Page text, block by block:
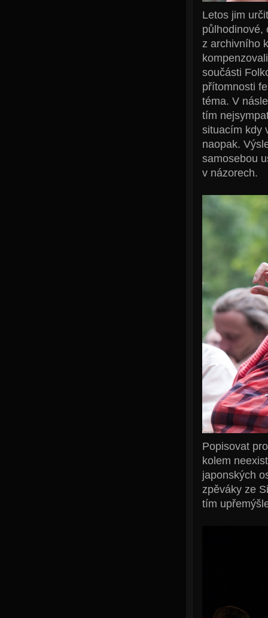
Letos jim
půlhodinové,
z archivního
součásti
přítomnosti
téma. V
tím
situacím kdy
naopak.
samosebou
v názorech.
Popisovat
kolem
japonských
zpěváky ze
tím